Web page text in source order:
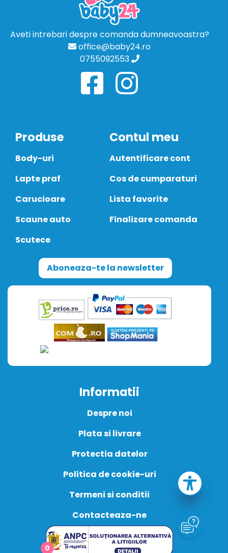
0
Aveti intrebari despre comanda dumneavoastra?
office@baby24.ro
0755092553
Produse
Body-uri
Lapte praf
Carucioare
Scaune auto
Scutece
Contul meu
Autentificare cont
Cos de cumparaturi
Lista favorite
Finalizare comanda
Aboneaza-te la newsletter
Informatii
Despre noi
Plata si livrare
Protectia datelor
Politica de cookie-uri
Termeni si conditii
Contacteaza-ne